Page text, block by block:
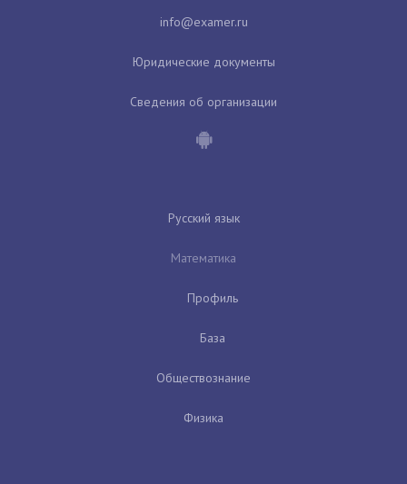
Юридические документы
Сведения об организации
Русский язык
Математика
Профиль
База
Обществознание
Физика